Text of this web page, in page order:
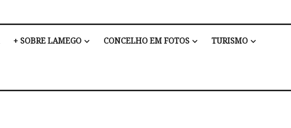
+ SOBRE LAMEGO CONCELHO EM FOTOS TURISMO